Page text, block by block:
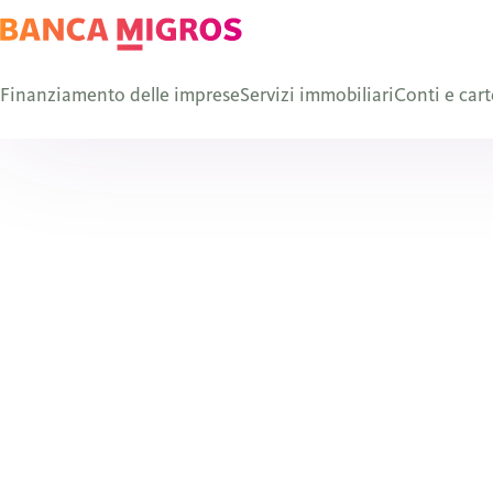
Finanziamento delle impreseServizi immobiliariConti e